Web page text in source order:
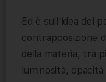
Ed è sull’idea del
contrapposizione
della materia, tra
luminosità,